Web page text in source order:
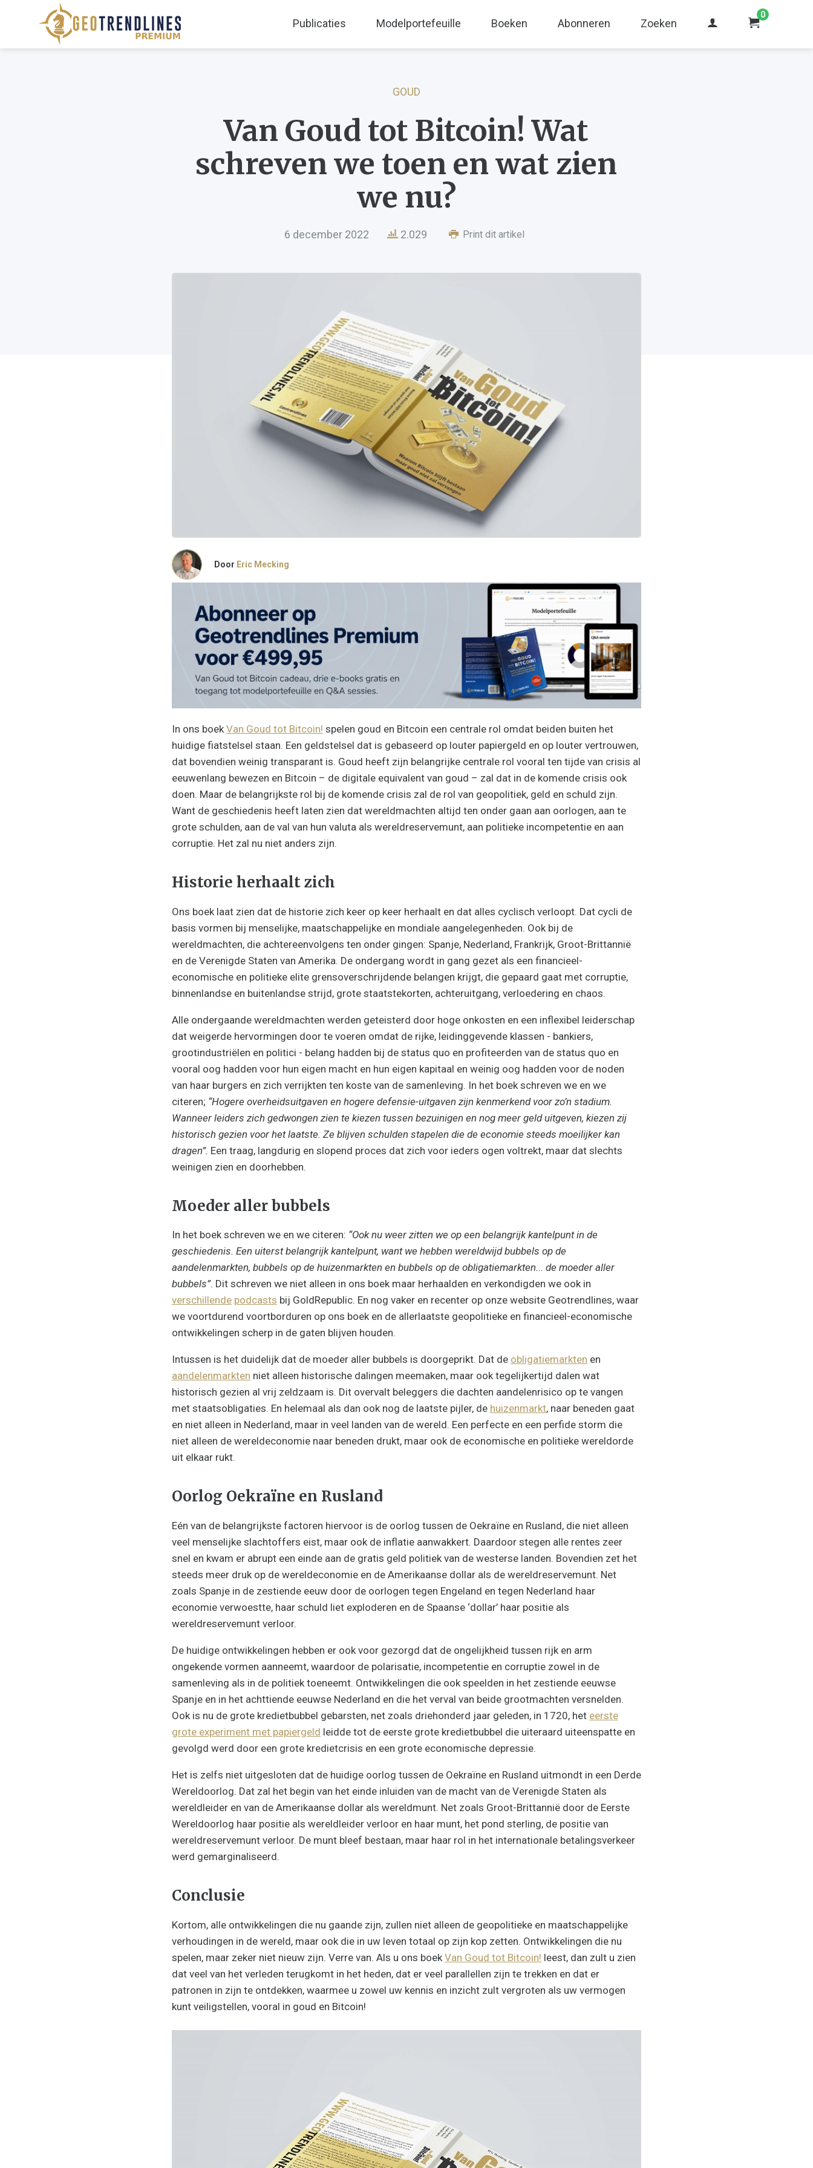
Publicaties Modelportefeuille Boeken Abonneren Zoeken
0
GOUD
Van Goud tot Bitcoin! Wat
schreven we toen en wat zien
we nu?
6 december 2022 2.029 Print dit artikel
Door Eric Mecking
In ons boek Van Goud tot Bitcoin! spelen goud en Bitcoin een centrale rol omdat beiden buiten het
huidige fiatstelsel staan. Een geldstelsel dat is gebaseerd op louter papiergeld en op louter vertrouwen,
dat bovendien weinig transparant is. Goud heeft zijn belangrijke centrale rol vooral ten tijde van crisis al
eeuwenlang bewezen en Bitcoin – de digitale equivalent van goud – zal dat in de komende crisis ook
doen. Maar de belangrijkste rol bij de komende crisis zal de rol van geopolitiek, geld en schuld zijn.
Want de geschiedenis heeft laten zien dat wereldmachten altijd ten onder gaan aan oorlogen, aan te
grote schulden, aan de val van hun valuta als wereldreservemunt, aan politieke incompetentie en aan
corruptie. Het zal nu niet anders zijn.
Historie herhaalt zich
Ons boek laat zien dat de historie zich keer op keer herhaalt en dat alles cyclisch verloopt. Dat cycli de
basis vormen bij menselijke, maatschappelijke en mondiale aangelegenheden. Ook bij de
wereldmachten, die achtereenvolgens ten onder gingen: Spanje, Nederland, Frankrijk, Groot-Brittannië
en de Verenigde Staten van Amerika. De ondergang wordt in gang gezet als een financieel-
economische en politieke elite grensoverschrijdende belangen krijgt, die gepaard gaat met corruptie,
binnenlandse en buitenlandse strijd, grote staatstekorten, achteruitgang, verloedering en chaos.
Alle ondergaande wereldmachten werden geteisterd door hoge onkosten en een inflexibel leiderschap
dat weigerde hervormingen door te voeren omdat de rijke, leidinggevende klassen - bankiers,
grootindustriëlen en politici - belang hadden bij de status quo en profiteerden van de status quo en
vooral oog hadden voor hun eigen macht en hun eigen kapitaal en weinig oog hadden voor de noden
van haar burgers en zich verrijkten ten koste van de samenleving. In het boek schreven we en we
citeren; “Hogere overheidsuitgaven en hogere defensie-uitgaven zijn kenmerkend voor zo’n stadium.
Wanneer leiders zich gedwongen zien te kiezen tussen bezuinigen en nog meer geld uitgeven, kiezen zij
historisch gezien voor het laatste. Ze blijven schulden stapelen die de economie steeds moeilijker kan
dragen”. Een traag, langdurig en slopend proces dat zich voor ieders ogen voltrekt, maar dat slechts
weinigen zien en doorhebben.
Moeder aller bubbels
In het boek schreven we en we citeren: “Ook nu weer zitten we op een belangrijk kantelpunt in de
geschiedenis. Een uiterst belangrijk kantelpunt, want we hebben wereldwijd bubbels op de
aandelenmarkten, bubbels op de huizenmarkten en bubbels op de obligatiemarkten... de moeder aller
bubbels”. Dit schreven we niet alleen in ons boek maar herhaalden en verkondigden we ook in
verschillende podcasts bij GoldRepublic. En nog vaker en recenter op onze website Geotrendlines, waar
we voortdurend voortborduren op ons boek en de allerlaatste geopolitieke en financieel-economische
ontwikkelingen scherp in de gaten blijven houden.
Intussen is het duidelijk dat de moeder aller bubbels is doorgeprikt. Dat de obligatiemarkten en
aandelenmarkten niet alleen historische dalingen meemaken, maar ook tegelijkertijd dalen wat
historisch gezien al vrij zeldzaam is. Dit overvalt beleggers die dachten aandelenrisico op te vangen
met staatsobligaties. En helemaal als dan ook nog de laatste pijler, de huizenmarkt, naar beneden gaat
en niet alleen in Nederland, maar in veel landen van de wereld. Een perfecte en een perfide storm die
niet alleen de wereldeconomie naar beneden drukt, maar ook de economische en politieke wereldorde
uit elkaar rukt.
Oorlog Oekraïne en Rusland
Eén van de belangrijkste factoren hiervoor is de oorlog tussen de Oekraïne en Rusland, die niet alleen
veel menselijke slachtoffers eist, maar ook de inflatie aanwakkert. Daardoor stegen alle rentes zeer
snel en kwam er abrupt een einde aan de gratis geld politiek van de westerse landen. Bovendien zet het
steeds meer druk op de wereldeconomie en de Amerikaanse dollar als de wereldreservemunt. Net
zoals Spanje in de zestiende eeuw door de oorlogen tegen Engeland en tegen Nederland haar
economie verwoestte, haar schuld liet exploderen en de Spaanse ‘dollar’ haar positie als
wereldreservemunt verloor.
De huidige ontwikkelingen hebben er ook voor gezorgd dat de ongelijkheid tussen rijk en arm
ongekende vormen aanneemt, waardoor de polarisatie, incompetentie en corruptie zowel in de
samenleving als in de politiek toeneemt. Ontwikkelingen die ook speelden in het zestiende eeuwse
Spanje en in het achttiende eeuwse Nederland en die het verval van beide grootmachten versnelden.
Ook is nu de grote kredietbubbel gebarsten, net zoals driehonderd jaar geleden, in 1720, het eerste
grote experiment met papiergeld leidde tot de eerste grote kredietbubbel die uiteraard uiteenspatte en
gevolgd werd door een grote kredietcrisis en een grote economische depressie.
Het is zelfs niet uitgesloten dat de huidige oorlog tussen de Oekraïne en Rusland uitmondt in een Derde
Wereldoorlog. Dat zal het begin van het einde inluiden van de macht van de Verenigde Staten als
wereldleider en van de Amerikaanse dollar als wereldmunt. Net zoals Groot-Brittannië door de Eerste
Wereldoorlog haar positie als wereldleider verloor en haar munt, het pond sterling, de positie van
wereldreservemunt verloor. De munt bleef bestaan, maar haar rol in het internationale betalingsverkeer
werd gemarginaliseerd.
Conclusie
Kortom, alle ontwikkelingen die nu gaande zijn, zullen niet alleen de geopolitieke en maatschappelijke
verhoudingen in de wereld, maar ook die in uw leven totaal op zijn kop zetten. Ontwikkelingen die nu
spelen, maar zeker niet nieuw zijn. Verre van. Als u ons boekVan Goud tot Bitcoin! leest, dan zult u zien
dat veel van het verleden terugkomt in het heden, dat er veel parallellen zijn te trekken en dat er
patronen in zijn te ontdekken, waarmee u zowel uw kennis en inzicht zult vergroten als uw vermogen
kunt veiligstellen, vooral in goud en Bitcoin!